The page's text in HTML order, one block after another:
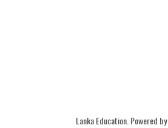
Lanka Education. Powered by